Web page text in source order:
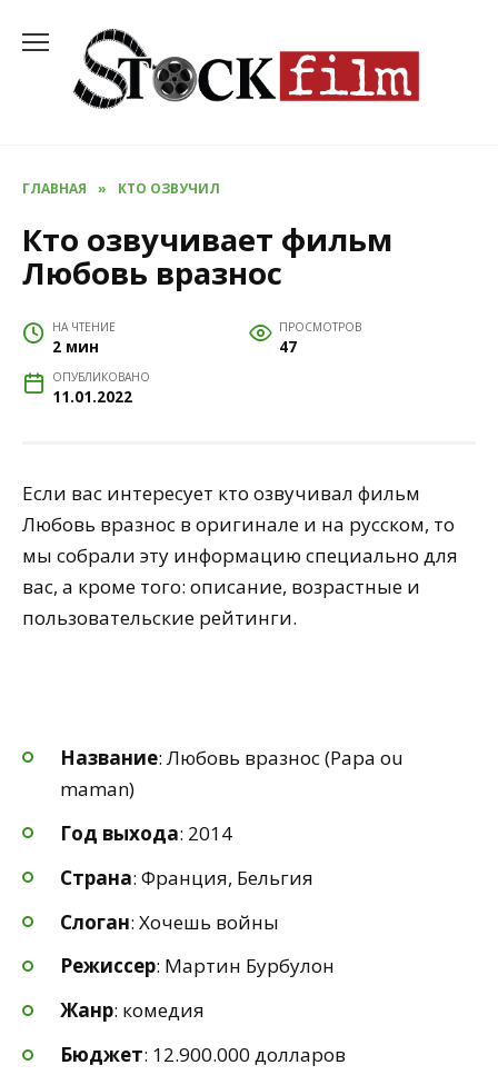
содержанию
ГЛАВНАЯ » КТО ОЗВУЧИЛ
Кто озвучивает фильм
Любовь вразнос
НА ЧТЕНИЕ
2 мин
ПРОСМОТРОВ
47
ОПУБЛИКОВАНО
11.01.2022
Если вас интересует кто озвучивал фильм
Любовь вразнос в оригинале и на русском, то
мы собрали эту информацию специально для
вас, а кроме того: описание, возрастные и
пользовательские рейтинги.
Название: Любовь вразнос (Papa ou
maman)
Год выхода: 2014
Страна: Франция, Бельгия
Слоган: Хочешь войны
Режиссер: Мартин Бурбулон
Жанр: комедия
Бюджет: 12.900.000 долларов